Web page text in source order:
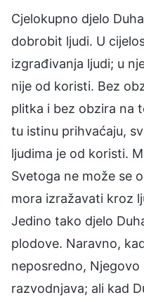
Cjelokupno djelo
dobrobit ljudi. U
izgrađivanja ljudi; u
nije od koristi. Bez
plitka i bez obzira na
tu istinu prihvaćaju,
ljudima je od koristi.
Svetoga ne može se
mora izražavati kroz
Jedino tako djelo
plodove. Naravno,
neposredno, Njegovo
razvodnjava; ali kad